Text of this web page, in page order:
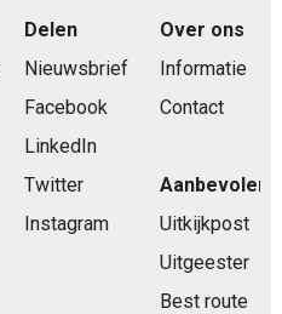
Delen
Nieuwsbrief
Facebook
LinkedIn
Twitter
Instagram
Over ons
Informatie
Contact
Aanbevolen
Uitkijkpost
Uitgeester
Best route